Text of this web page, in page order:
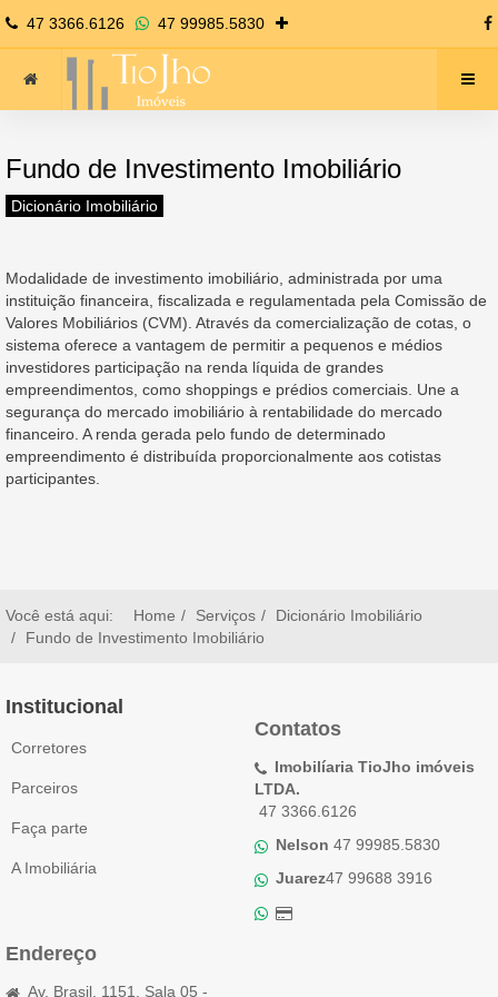
47 3366.6126 47 99985.5830
Fundo de Investimento Imobiliário
Dicionário Imobiliário
Modalidade de investimento imobiliário, administrada por uma
instituição financeira, fiscalizada e regulamentada pela Comissão de
Valores Mobiliários (CVM). Através da comercialização de cotas, o
sistema oferece a vantagem de permitir a pequenos e médios
investidores participação na renda líquida de grandes
empreendimentos, como shoppings e prédios comerciais. Une a
segurança do mercado imobiliário à rentabilidade do mercado
financeiro. A renda gerada pelo fundo de determinado
empreendimento é distribuída proporcionalmente aos cotistas
participantes.
Você está aqui: Home Serviços
Dicionário Imobiliário
Fundo de Investimento Imobiliário
Institucional
Corretores
Parceiros
Faça parte
A Imobiliária
Contatos
Imobilíaria TioJho imóveis
LTDA.
47 3366.6126
Nelson 47 99985.5830
Juarez47 99688 3916
Endereço
Av. Brasil, 1151, Sala 05 -